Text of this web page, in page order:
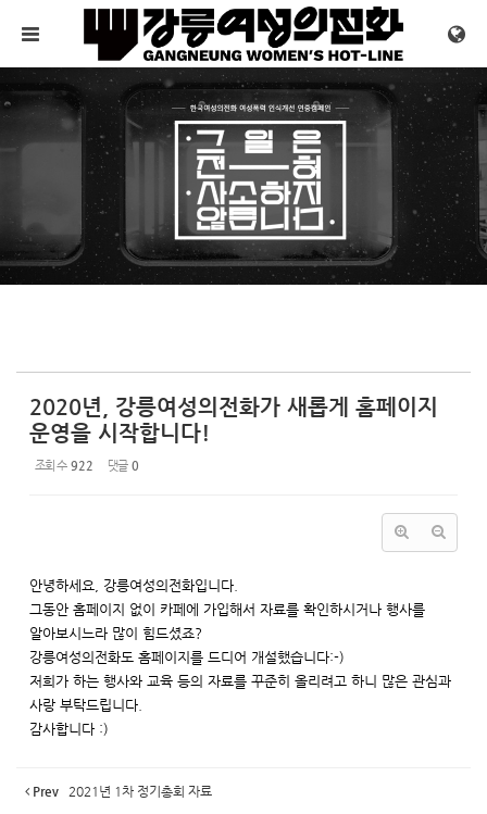
메뉴 건너뛰기
2020년, 강릉여성의전화가 새롭게 홈페이지
운영을 시작합니다!
조회 수 922 댓글 0
안녕하세요, 강릉여성의전화입니다.
그동안 홈페이지 없이 카페에 가입해서 자료를 확인하시거나 행사를
알아보시느라 많이 힘드셨죠?
강릉여성의전화도 홈페이지를 드디어 개설했습니다:-)
저희가 하는 행사와 교육 등의 자료를 꾸준히 올리려고 하니 많은 관심과
사랑 부탁드립니다.
감사합니다 :)
Prev 2021년 1차 정기총회 자료